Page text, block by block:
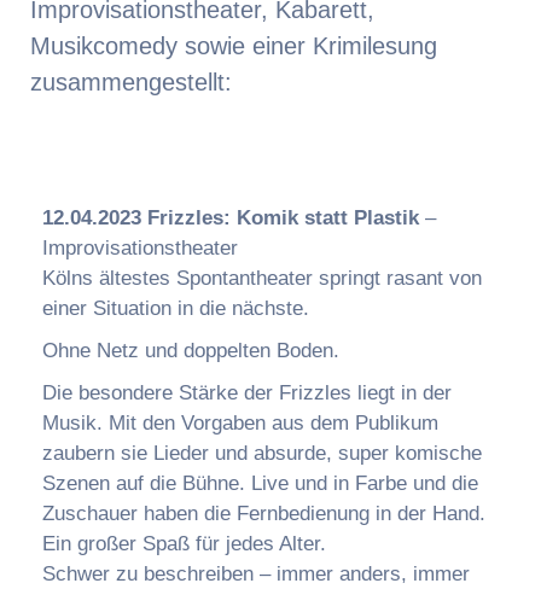
Improvisationstheater, Kabarett,
Musikcomedy sowie einer Krimilesung
zusammengestellt:
12.04.2023 Frizzles: Komik statt Plastik –
Improvisationstheater
Kölns ältestes Spontantheater springt rasant von
einer Situation in die nächste.
Ohne Netz und doppelten Boden.
Die besondere Stärke der Frizzles liegt in der
Musik. Mit den Vorgaben aus dem Publikum
zaubern sie Lieder und absurde, super komische
Szenen auf die Bühne. Live und in Farbe und die
Zuschauer haben die Fernbedienung in der Hand.
Ein großer Spaß für jedes Alter.
Schwer zu beschreiben – immer anders, immer